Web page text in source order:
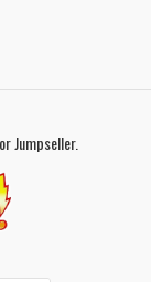
Jumpseller.